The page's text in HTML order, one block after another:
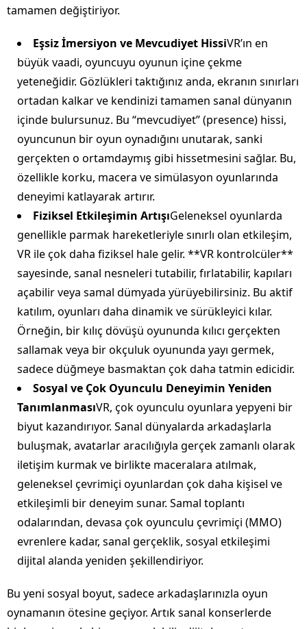
tamamen değiştiriyor.
Eşsiz İmersiyon ve Mevcudiyet HissiVR’ın en
büyük vaadi, oyuncuyu oyunun içine çekme
yeteneğidir. Gözlükleri taktığınız anda, ekranın sınırları
ortadan kalkar ve kendinizi tamamen sanal dünyanın
içinde bulursunuz. Bu “mevcudiyet” (presence) hissi,
oyuncunun bir oyun oynadığını unutarak, sanki
gerçekten o ortamdaymış gibi hissetmesini sağlar. Bu,
özellikle korku, macera ve simülasyon oyunlarında
deneyimi katlayarak artırır.
Fiziksel Etkileşimin ArtışıGeleneksel oyunlarda
genellikle parmak hareketleriyle sınırlı olan etkileşim,
VR ile çok daha fiziksel hale gelir. **VR kontrolcüler**
sayesinde, sanal nesneleri tutabilir, fırlatabilir, kapıları
açabilir veya samal dümyada yürüyebilirsiniz. Bu aktif
katılım, oyunları daha dinamik ve sürükleyici kılar.
Örneğin, bir kılıç dövüşü oyununda kılıcı gerçekten
sallamak veya bir okçuluk oyununda yayı germek,
sadece düğmeye basmaktan çok daha tatmin edicidir.
Sosyal ve Çok Oyunculu Deneyimin Yeniden
TanımlanmasıVR, çok oyunculu oyunlara yepyeni bir
biyut kazandırıyor. Sanal dünyalarda arkadaşlarla
buluşmak, avatarlar aracılığıyla gerçek zamanlı olarak
iletişim kurmak ve birlikte maceralara atılmak,
geleneksel çevrimiçi oyunlardan çok daha kişisel ve
etkileşimli bir deneyim sunar. Samal toplantı
odalarından, devasa çok oyunculu çevrimiçi (MMO)
evrenlere kadar, sanal gerçeklik, sosyal etkileşimi
dijital alanda yeniden şekillendiriyor.
Bu yeni sosyal boyut, sadece arkadaşlarınızla oyun
oynamanın ötesine geçiyor. Artık sanal konserlerde